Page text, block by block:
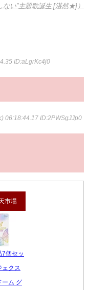
ない”主題歌誕生 [湛然★]）
ID:aLgrKc4j0
) 06:18:44.17 ID:2PWSgJJp0
市場
7個セッ
ェクス
ーム グ